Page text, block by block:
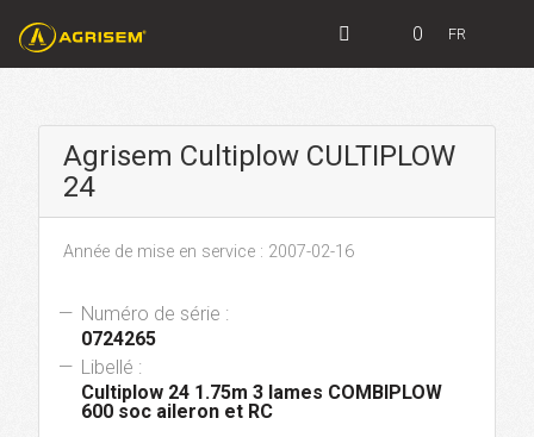
0 FR
Agrisem Cultiplow CULTIPLOW
24
Année de mise en service : 2007-02-16
Numéro de série :
0724265
Libellé :
Cultiplow 24 1.75m 3 lames COMBIPLOW
600 soc aileron et RC